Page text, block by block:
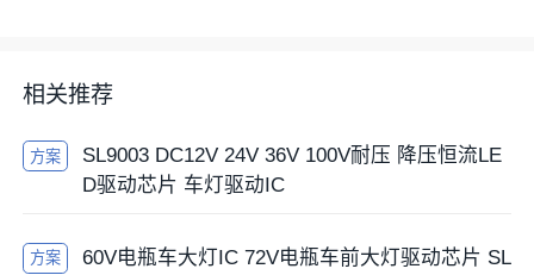
相关推荐
方案
SL9003 DC12V 24V 36V 100V耐压 降压恒流LE
D驱动芯片 车灯驱动IC
方案
60V电瓶车大灯IC 72V电瓶车前大灯驱动芯片 SL